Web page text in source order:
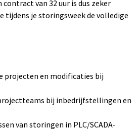
contract van 32 uur is dus zeker
tijdens je storingsweek de volledige
projecten en modificaties bij
bij inbedrijfstellingen en
van storingen in PLC/SCADA-